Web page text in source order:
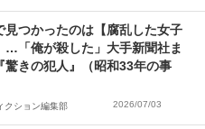
見つかったのは【腐乱した女子
…「俺が殺した」大手新聞社ま
驚きの犯人』（昭和33年の事
クション編集部 2026/07/03